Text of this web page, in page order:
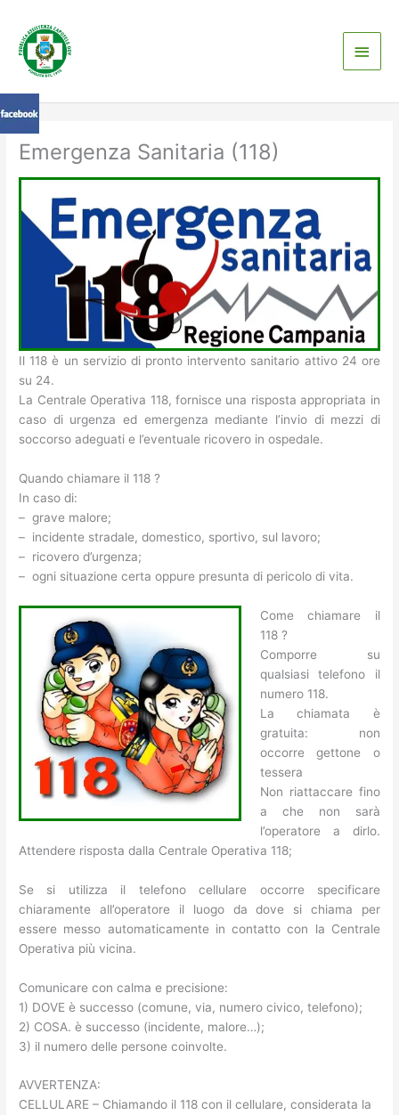
contenuto
Menu
Emergenza Sanitaria (118)
Il 118 è un servizio di pronto intervento sanitario attivo 24 ore
su 24.
La Centrale Operativa 118, fornisce una risposta appropriata in
caso di urgenza ed emergenza mediante l’invio di mezzi di
soccorso adeguati e l’eventuale ricovero in ospedale.
Quando chiamare il 118 ?
In caso di:
– grave malore;
– incidente stradale, domestico, sportivo, sul lavoro;
– ricovero d’urgenza;
– ogni situazione certa oppure presunta di pericolo di vita.
Come chiamare il
118 ?
Comporre su
qualsiasi telefono il
numero 118.
La chiamata è
gratuita: non
occorre gettone o
tessera
Non riattaccare fino
a che non sarà
l’operatore a dirlo.
Attendere risposta dalla Centrale Operativa 118;
Se si utilizza il telefono cellulare occorre specificare
chiaramente all’operatore il luogo da dove si chiama per
essere messo automaticamente in contatto con la Centrale
Operativa più vicina.
Comunicare con calma e precisione:
1) DOVE è successo (comune, via, numero civico, telefono);
2) COSA. è successo (incidente, malore…);
3) il numero delle persone coinvolte.
AVVERTENZA:
CELLULARE – Chiamando il 118 con il cellulare, considerata la